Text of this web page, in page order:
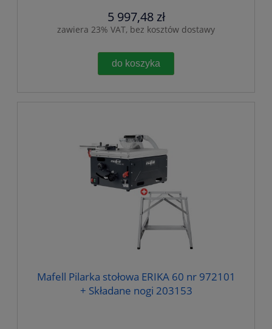
5 997,48 zł
zawiera 23% VAT, bez kosztów dostawy
do koszyka
Mafell Pilarka stołowa ERIKA 60 nr 972101
+ Składane nogi 203153